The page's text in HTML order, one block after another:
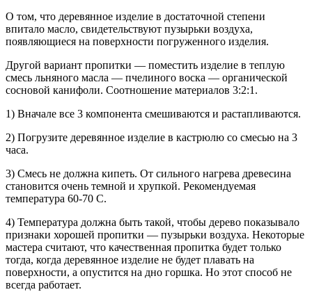
О том, что деревянное изделие в достаточной степени
впитало масло, свидетельствуют пузырьки воздуха,
появляющиеся на поверхности погруженного изделия.
Другой вариант пропитки — поместить изделие в теплую
смесь льняного масла — пчелиного воска — органической
сосновой канифоли. Соотношение материалов 3:2:1.
1) Вначале все 3 компонента смешиваются и растапливаются.
2) Погрузите деревянное изделие в кастрюлю со смесью на 3
часа.
3) Смесь не должна кипеть. От сильного нагрева древесина
становится очень темной и хрупкой. Рекомендуемая
температура 60-70 C.
4) Температура должна быть такой, чтобы дерево показывало
признаки хорошей пропитки — пузырьки воздуха. Некоторые
мастера считают, что качественная пропитка будет только
тогда, когда деревянное изделие не будет плавать на
поверхности, а опустится на дно горшка. Но этот способ не
всегда работает.